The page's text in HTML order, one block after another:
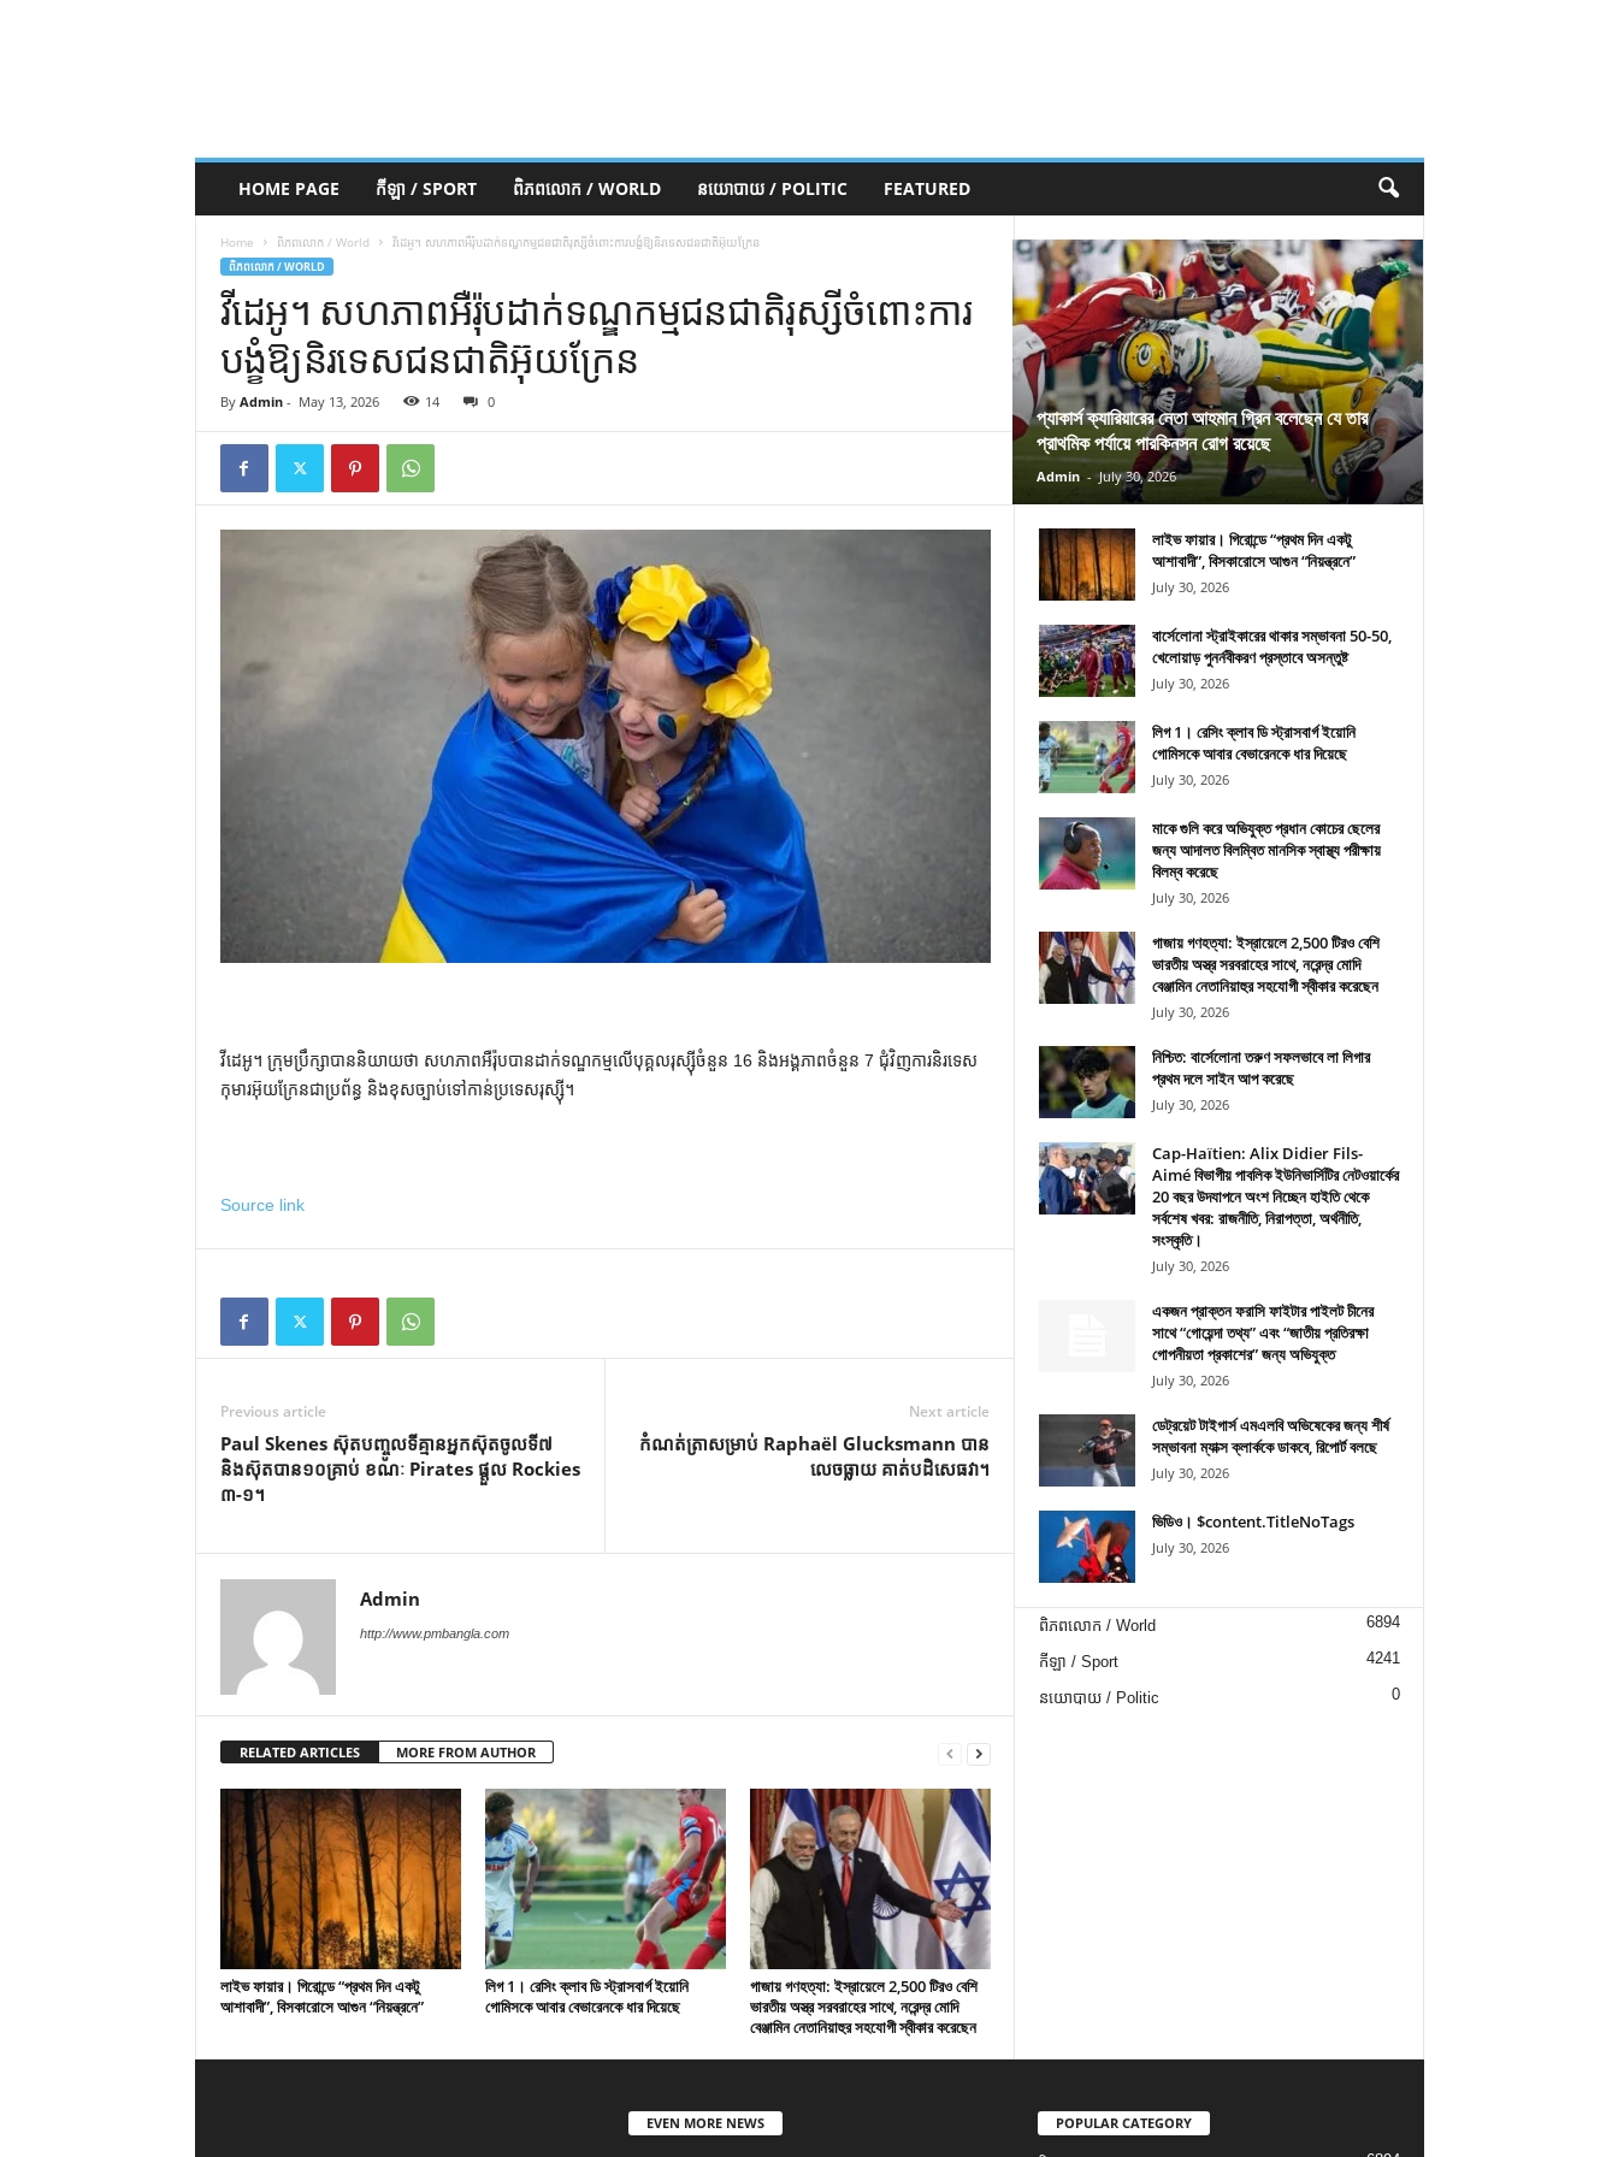
HOME PAGE កីឡា / SPORT ពិភពលោក / WORLD នយោបាយ / POLITIC FEATURED
Home ពិភពលោក / World វីដេអូ។ សហភាពអឺរ៉ុបដាក់ទណ្ឌកម្មជនជាតិរុស្សីចំពោះការបង្ខំឱ្យនិរទេសជនជាតិអ៊ុយក្រែន
ពិភពលោក / WORLD
វីដេអូ។ សហភាពអឺរ៉ុបដាក់ទណ្ឌកម្មជនជាតិរុស្សីចំពោះការ
បង្ខំឱ្យនិរទេសជនជាតិអ៊ុយក្រែន
By Admin- May 13, 2026 14 0
វីដេអូ។ ក្រុមប្រឹក្សាបាននិយាយថា សហភាពអឺរ៉ុបបានដាក់ទណ្ឌកម្មលើបុគ្គលរុស្ស៊ីចំនួន 16 និងអង្គភាពចំនួន 7 ជុំវិញការនិរទេស
កុមារអ៊ុយក្រែនជាប្រព័ន្ធ និងខុសច្បាប់ទៅកាន់ប្រទេសរុស្ស៊ី។
Source link
Previous article
Paul Skenes ស៊ុត​បញ្ចូល​ទី​គ្មាន​អ្នក​ស៊ុត​ចូល​ទី​៧
និង​ស៊ុត​បាន​១០​គ្រាប់ ខណៈ Pirates ផ្ដួល Rockies
៣-១។
Next article
កំណត់ត្រាសម្រាប់ Raphaël Glucksmann បាន
លេចធ្លាយ គាត់បដិសេធវា។
Admin
http://www.pmbangla.com
RELATED ARTICLES MORE FROM AUTHOR
লাইভ ফায়ার। গিরোন্ডে “প্রথম দিন একটু
আশাবাদী”, বিসকারোসে আগুন “নিয়ন্ত্রনে”
লিগ 1। রেসিং ক্লাব ডি স্ট্রাসবার্গ ইয়োনি
গোমিসকে আবার বেভারেনকে ধার দিয়েছে
গাজায় গণহত্যা: ইস্রায়েলে 2,500 টিরও বেশি
ভারতীয় অস্ত্র সরবরাহের সাথে, নরেন্দ্র মোদি
বেঞ্জামিন নেতানিয়াহুর সহযোগী স্বীকার করেছেন
প্যাকার্স ক্যারিয়ারের নেতা আহমান গ্রিন বলেছেন যে তার
প্রাথমিক পর্যায়ে পারকিনসন রোগ রয়েছে
Admin - July 30, 2026
লাইভ ফায়ার। গিরোন্ডে “প্রথম দিন একটু
আশাবাদী”, বিসকারোসে আগুন “নিয়ন্ত্রনে”
July 30, 2026
বার্সেলোনা স্ট্রাইকারের থাকার সম্ভাবনা 50-50,
খেলোয়াড় পুনর্নবীকরণ প্রস্তাবে অসন্তুষ্ট
July 30, 2026
লিগ 1। রেসিং ক্লাব ডি স্ট্রাসবার্গ ইয়োনি
গোমিসকে আবার বেভারেনকে ধার দিয়েছে
July 30, 2026
মাকে গুলি করে অভিযুক্ত প্রধান কোচের ছেলের
জন্য আদালত বিলম্বিত মানসিক স্বাস্থ্য পরীক্ষায়
বিলম্ব করেছে
July 30, 2026
গাজায় গণহত্যা: ইস্রায়েলে 2,500 টিরও বেশি
ভারতীয় অস্ত্র সরবরাহের সাথে, নরেন্দ্র মোদি
বেঞ্জামিন নেতানিয়াহুর সহযোগী স্বীকার করেছেন
July 30, 2026
নিশ্চিত: বার্সেলোনা তরুণ সফলভাবে লা লিগার
প্রথম দলে সাইন আপ করেছে
July 30, 2026
Cap-Haïtien: Alix Didier Fils-
Aimé বিভাগীয় পাবলিক ইউনিভার্সিটির নেটওয়ার্কের
20 বছর উদযাপনে অংশ নিচ্ছেন হাইতি থেকে
সর্বশেষ খবর: রাজনীতি, নিরাপত্তা, অর্থনীতি,
সংস্কৃতি।
July 30, 2026
একজন প্রাক্তন ফরাসি ফাইটার পাইলট চীনের
সাথে “গোয়েন্দা তথ্য” এবং “জাতীয় প্রতিরক্ষা
গোপনীয়তা প্রকাশের” জন্য অভিযুক্ত
July 30, 2026
ডেট্রয়েট টাইগার্স এমএলবি অভিষেকের জন্য শীর্ষ
সম্ভাবনা ম্যাক্স ক্লার্ককে ডাকবে, রিপোর্ট বলছে
July 30, 2026
ভিডিও। $content.TitleNoTags
July 30, 2026
ពិភពលោក / World 6894
កីឡា / Sport 4241
នយោបាយ / Politic 0
EVEN MORE NEWS POPULAR CATEGORY